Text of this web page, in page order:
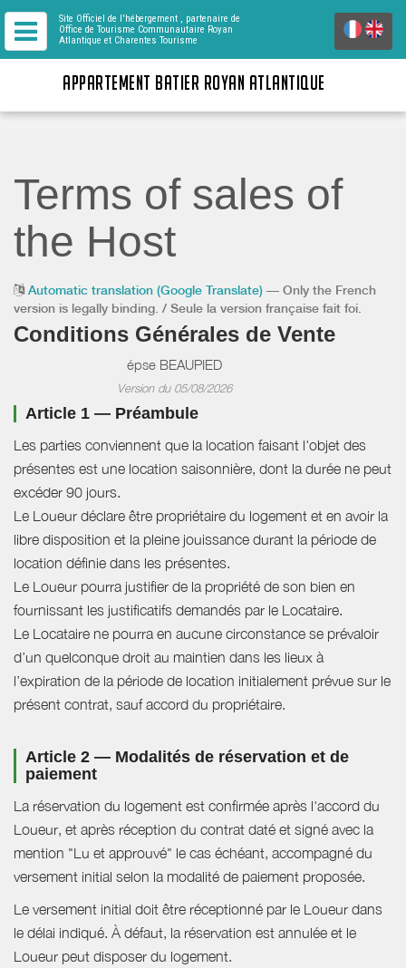
Site Officiel de l'hébergement , partenaire de
Office de Tourisme Communautaire Royan
Atlantique et Charentes Tourisme
APPARTEMENT BATIER ROYAN ATLANTIQUE
Terms of sales of
the Host
Automatic translation (Google Translate) — Only the French
version is legally binding. / Seule la version française fait foi.
Conditions Générales de Vente
épse BEAUPIED
Version du 05/08/2026
Article 1 — Préambule
Les parties conviennent que la location faisant l'objet des
présentes est une location saisonnière, dont la durée ne peut
excéder 90 jours.
Le Loueur déclare être propriétaire du logement et en avoir la
libre disposition et la pleine jouissance durant la période de
location définie dans les présentes.
Le Loueur pourra justifier de la propriété de son bien en
fournissant les justificatifs demandés par le Locataire.
Le Locataire ne pourra en aucune circonstance se prévaloir
d’un quelconque droit au maintien dans les lieux à
l’expiration de la période de location initialement prévue sur le
présent contrat, sauf accord du propriétaire.
Article 2 — Modalités de réservation et de
paiement
La réservation du logement est confirmée après l'accord du
Loueur, et après réception du contrat daté et signé avec la
mention "Lu et approuvé" le cas échéant, accompagné du
versement initial selon la modalité de paiement proposée.
Le versement initial doit être réceptionné par le Loueur dans
le délai indiqué. À défaut, la réservation est annulée et le
Loueur peut disposer du logement.